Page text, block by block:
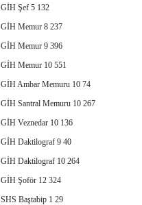
GİH Şef 5 132
GİH Memur 8 237
GİH Memur 9 396
GİH Memur 10 551
GİH Ambar Memuru 10 74
GİH Santral Memuru 10 267
GİH Veznedar 10 136
GİH Daktilograf 9 40
GİH Daktilograf 10 264
GİH Şoför 12 324
SHS Baştabip 1 29